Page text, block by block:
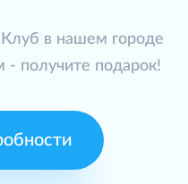
в нашем городе
получите подарок!